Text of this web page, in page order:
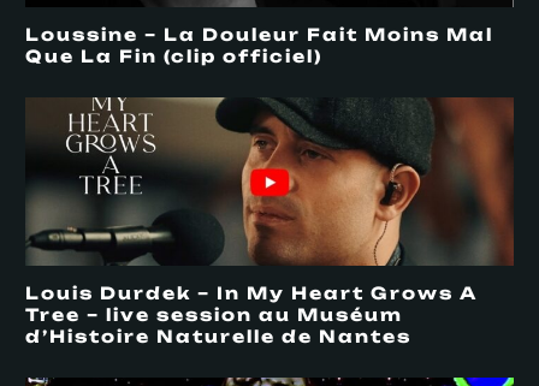
Loussine – La Douleur Fait Moins Mal
Que La Fin (clip officiel)
Louis Durdek – In My Heart Grows A
Tree – live session au Muséum
d’Histoire Naturelle de Nantes